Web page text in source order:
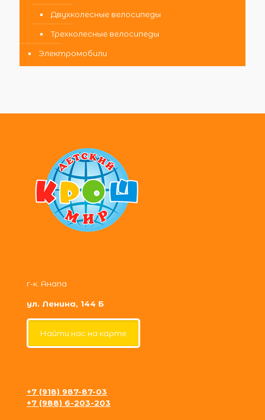
Двухколесные велосипеды
Трехколесные велосипеды
Электромобили
г-к. Анапа
ул. Ленина, 144 Б
Найти нас на карте
+7 (918) 987-87-03
+7 (988) 6-203-203